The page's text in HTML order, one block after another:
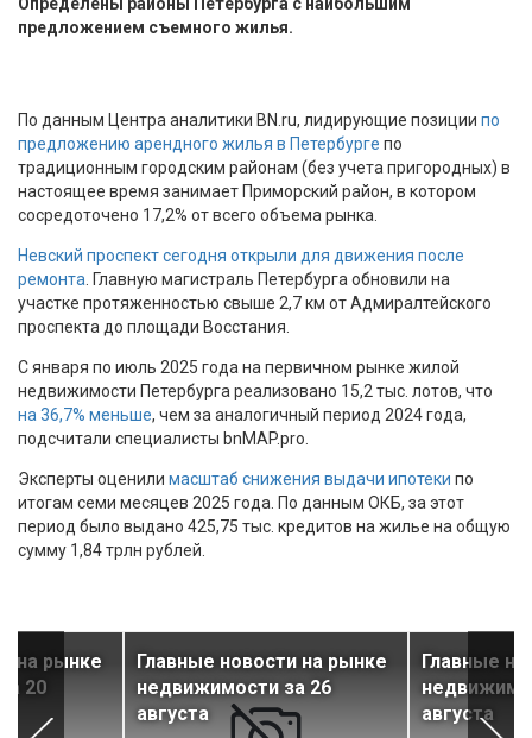
предложением съемного жилья.
По данным Центра аналитики BN.ru, лидирующие позиции по
предложению арендного жилья в Петербурге по
традиционным городским районам (без учета пригородных) в
настоящее время занимает Приморский район, в котором
сосредоточено 17,2% от всего объема рынка.
Невский проспект сегодня открыли для движения после
ремонта . Главную магистраль Петербурга обновили на
участке протяженностью свыше 2,7 км от Адмиралтейского
проспекта до площади Восстания.
С января по июль 2025 года на первичном рынке жилой
недвижимости Петербурга реализовано 15,2 тыс. лотов, что
на 36,7% меньше, чем за аналогичный период 2024 года,
подсчитали специалисты bnMAP.pro.
Эксперты оценили масштаб снижения выдачи ипотеки по
итогам семи месяцев 2025 года. По данным ОКБ, за этот
период было выдано 425,75 тыс. кредитов на жилье на общую
сумму 1,84 трлн рублей.
на рынке
20
Главные новости на рынке
недвижимости за 26
августа
Главные
августа